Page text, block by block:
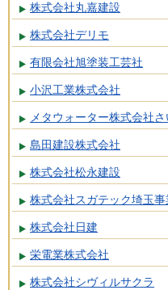
株式会社丸嘉建設
株式会社デリモ
有限会社旭塗装工芸社
小沢工業株式会社
メタウォーター株式会社
島田建設株式会社
株式会社松永建設
株式会社スガテック埼玉事
株式会社日建
栄電業株式会社
株式会社シヴィルサクラ